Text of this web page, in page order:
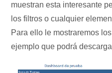
muestran esta interesante
los filtros o cualquier
Para ello le mostraremos
ejemplo que podrá